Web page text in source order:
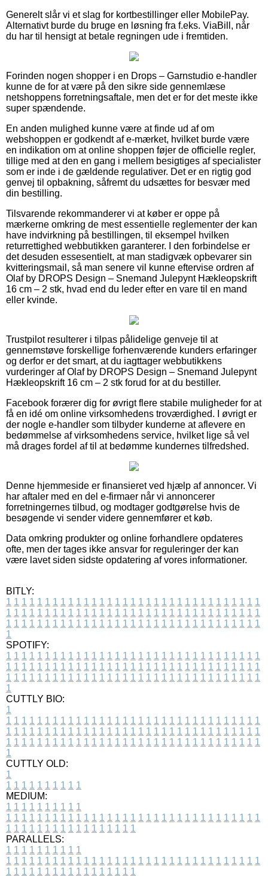
Generelt slår vi et slag for kortbestillinger eller MobilePay.
Alternativt burde du bruge en løsning fra f.eks. ViaBill, når
du har til hensigt at betale regningen ude i fremtiden.
Forinden nogen shopper i en Drops – Garnstudio e-handler
kunne de for at være på den sikre side gennemlæse
netshoppens forretningsaftale, men det er for det meste ikke
super spændende.
En anden mulighed kunne være at finde ud af om
webshoppen er godkendt af e-mærket, hvilket burde være
en indikation om at online shoppen føjer de officielle regler,
tillige med at den en gang i mellem besigtiges af specialister
som er inde i de gældende regulativer. Det er en rigtig god
genvej til opbakning, såfremt du udsættes for besvær med
din bestilling.
Tilsvarende rekommanderer vi at køber er oppe på
mærkerne omkring de mest essentielle reglementer der kan
have indvirkning på bestillingen, til eksempel hvilken
returrettighed webbutikken garanterer. I den forbindelse er
det desuden essesentielt, at man stadigvæk opbevarer sin
kvitteringsmail, så man senere vil kunne eftervise ordren af
Olaf by DROPS Design – Snemand Julepynt Hækleopskrift
16 cm – 2 stk, hvad end du leder efter en vare til en mand
eller kvinde.
Trustpilot resulterer i tilpas pålidelige genveje til at
gennemstøve forskellige forhenværende kunders erfaringer
og derfor er det smart, at du iagttager webbutikkens
vurderinger af Olaf by DROPS Design – Snemand Julepynt
Hækleopskrift 16 cm – 2 stk forud for at du bestiller.
Facebook forærer dig for øvrigt flere stabile muligheder for at
få en idé om online virksomhedens troværdighed. I øvrigt er
der nogle e-handler som tilbyder kunderne at aflevere en
bedømmelse af virksomhedens service, hvilket lige så vel
må drages fordel af til at bedømme kundernes tilfredshed.
Denne hjemmeside er finansieret ved hjælp af annoncer. Vi
har aftaler med en del e-firmaer når vi annoncerer
forretningernes tilbud, og modtager godtgørelse hvis de
besøgende vi sender videre gennemfører et køb.
Data omkring produkter og online forhandlere opdateres
ofte, men der tages ikke ansvar for reguleringer der kan
være lavet siden sidste opdatering af vores informationer.
BITLY:
1 1 1 1 1 1 1 1 1 1 1 1 1 1 1 1 1 1 1 1 1 1 1 1 1 1 1 1 1 1 1 1 1
1 1 1 1 1 1 1 1 1 1 1 1 1 1 1 1 1 1 1 1 1 1 1 1 1 1 1 1 1 1 1 1 1
1 1 1 1 1 1 1 1 1 1 1 1 1 1 1 1 1 1 1 1 1 1 1 1 1 1 1 1 1 1 1 1 1
1
SPOTIFY:
1 1 1 1 1 1 1 1 1 1 1 1 1 1 1 1 1 1 1 1 1 1 1 1 1 1 1 1 1 1 1 1 1
1 1 1 1 1 1 1 1 1 1 1 1 1 1 1 1 1 1 1 1 1 1 1 1 1 1 1 1 1 1 1 1 1
1 1 1 1 1 1 1 1 1 1 1 1 1 1 1 1 1 1 1 1 1 1 1 1 1 1 1 1 1 1 1 1 1
1
CUTTLY BIO:
1
1 1 1 1 1 1 1 1 1 1 1 1 1 1 1 1 1 1 1 1 1 1 1 1 1 1 1 1 1 1 1 1 1
1 1 1 1 1 1 1 1 1 1 1 1 1 1 1 1 1 1 1 1 1 1 1 1 1 1 1 1 1 1 1 1 1
1 1 1 1 1 1 1 1 1 1 1 1 1 1 1 1 1 1 1 1 1 1 1 1 1 1 1 1 1 1 1 1 1
1
CUTTLY OLD:
1
1 1 1 1 1 1 1 1 1 1
MEDIUM:
1 1 1 1 1 1 1 1 1 1
1 1 1 1 1 1 1 1 1 1 1 1 1 1 1 1 1 1 1 1 1 1 1 1 1 1 1 1 1 1 1 1 1
1 1 1 1 1 1 1 1 1 1 1 1 1 1 1 1 1
PARALLELS:
1 1 1 1 1 1 1 1 1 1
1 1 1 1 1 1 1 1 1 1 1 1 1 1 1 1 1 1 1 1 1 1 1 1 1 1 1 1 1 1 1 1 1
1 1 1 1 1 1 1 1 1 1 1 1 1 1 1 1 1